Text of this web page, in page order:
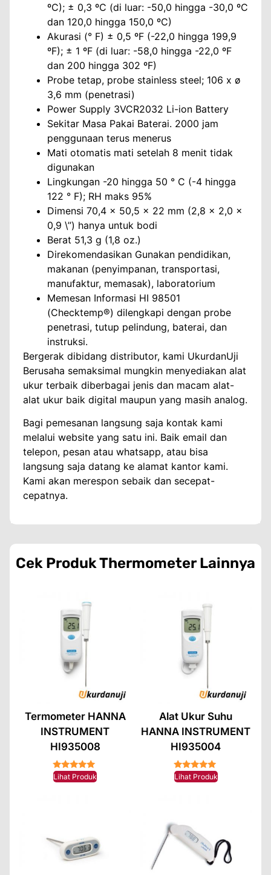
ºC); ± 0,3 ºC (di luar: -50,0 hingga -30,0 ºC
dan 120,0 hingga 150,0 ºC)
Akurasi (° F) ± 0,5 ºF (-22,0 hingga 199,9
ºF); ± 1 ºF (di luar: -58,0 hingga -22,0 ºF
dan 200 hingga 302 ºF)
Probe tetap, probe stainless steel; 106 x ø
3,6 mm (penetrasi)
Power Supply 3VCR2032 Li-ion Battery
Sekitar Masa Pakai Baterai. 2000 jam
penggunaan terus menerus
Mati otomatis mati setelah 8 menit tidak
digunakan
Lingkungan -20 hingga 50 ° C (-4 hingga
122 ° F); RH maks 95%
Dimensi 70,4 x 50,5 x 22 mm (2,8 x 2,0 x
0,9 \’’) hanya untuk bodi
Berat 51,3 g (1,8 oz.)
Direkomendasikan Gunakan pendidikan,
makanan (penyimpanan, transportasi,
manufaktur, memasak), laboratorium
Memesan Informasi HI 98501
(Checktemp®) dilengkapi dengan probe
penetrasi, tutup pelindung, baterai, dan
instruksi.
Bergerak dibidang distributor, kami UkurdanUji
Berusaha semaksimal mungkin menyediakan alat
ukur terbaik diberbagai jenis dan macam alat-
alat ukur baik digital maupun yang masih analog.
Bagi pemesanan langsung saja kontak kami
melalui website yang satu ini. Baik email dan
telepon, pesan atau whatsapp, atau bisa
langsung saja datang ke alamat kantor kami.
Kami akan merespon sebaik dan secepat-
cepatnya.
Cek ProdukThermometerLainnya
Termometer HANNA
INSTRUMENT
HI935008
★★★★★
Lihat Produk
Alat Ukur Suhu
HANNA INSTRUMENT
HI935004
★★★★★
Lihat Produk